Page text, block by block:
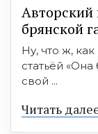
Авторский
брянской
Ну, что ж,
статьёй
свой ...
Читать